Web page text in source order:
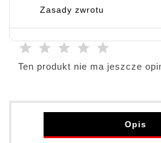
Zasady zwrotu
Ten produkt nie ma jeszcze
Opis